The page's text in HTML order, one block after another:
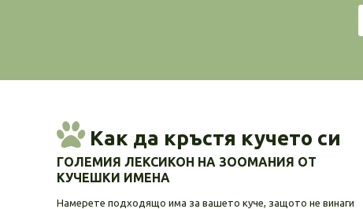
Как да кръстя кучето си
ГОЛЕМИЯ ЛЕКСИКОН НА ЗООМАНИЯ ОТ
КУЧЕШКИ ИМЕНА
Намерете подходящо има за вашето куче, защото не винаги